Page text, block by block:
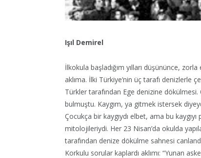
Işıl Demirel
İlkokula başladığım yılları düşününce,
aklıma. İlki Türkiye’nin üç tarafı denizlerle
Türkler tarafından Ege denizine
bulmuştu. Kaygım, ya gitmek istersek
Çocukça bir kaygıydı elbet, ama bu
mitolojileriydi. Her 23 Nisan’da okulda
tarafından denize dökülme sahnesi
Korkulu sorular kaplardı aklımı: “Yunan